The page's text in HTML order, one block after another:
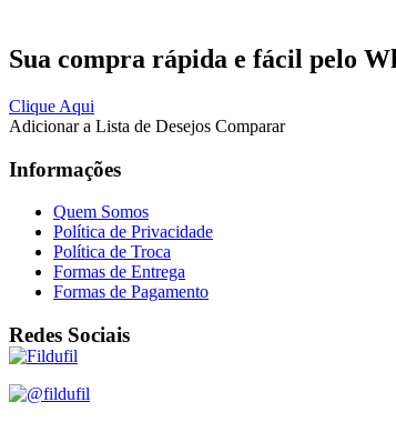
Sua compra rápida e fácil pelo
Clique Aqui
Adicionar a Lista de Desejos Comparar
Informações
Quem Somos
Política de Privacidade
Política de Troca
Formas de Entrega
Formas de Pagamento
Redes Sociais